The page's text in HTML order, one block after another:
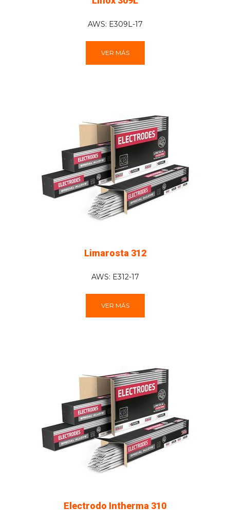
AWS: E309L-17
VER MÁS
Limarosta 312
AWS: E312-17
VER MÁS
Electrodo Intherma 310